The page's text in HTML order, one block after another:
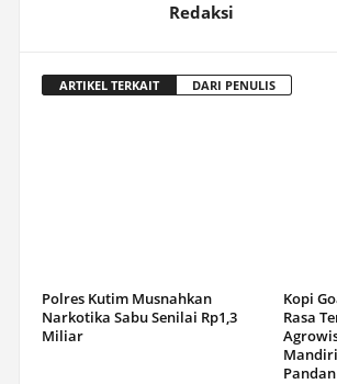
Redaksi
ARTIKEL TERKAIT DARI PENULIS
Polres Kutim Musnahkan
Narkotika Sabu Senilai Rp1,3
Miliar
Kopi
Rasa
Pandan